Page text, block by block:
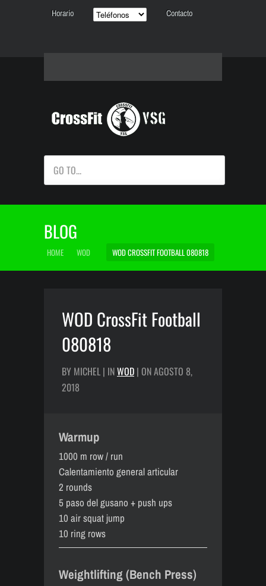
Horario Contacto
GO TO...
BLOG
HOME WOD WOD CROSSFIT FOOTBALL 080818
WOD CrossFit Football
080818
BY MICHEL | INWOD | ON AGOSTO 8,
2018
Warmup
1000 m row / run
Calentamiento general articular
2 rounds
5 paso del gusano + push ups
10 air squat jump
10 ring rows
Weightlifting (Bench Press)